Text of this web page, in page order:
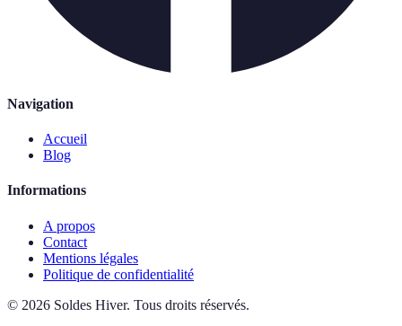
Navigation
Accueil
Blog
Informations
A propos
Contact
Mentions légales
Politique de confidentialité
© 2026 Soldes Hiver. Tous droits réservés.